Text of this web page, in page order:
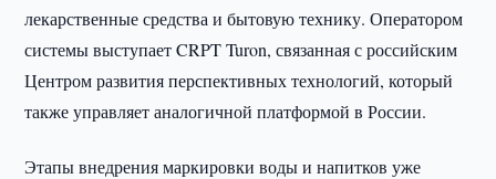
лекарственные средства и бытовую технику. Оператором
системы выступает CRPT Turon, связанная с российским
Центром развития перспективных технологий, который
также управляет аналогичной платформой в России.
Этапы внедрения маркировки воды и напитков уже